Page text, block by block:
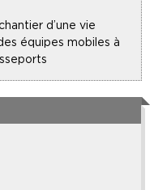
d’une vie
équipes mobiles à